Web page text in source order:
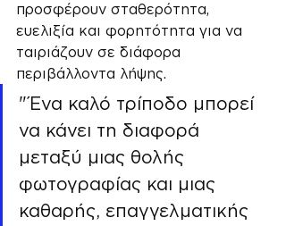
προσφέρουν σταθερότητα,
ευελιξία και φορητότητα για να
ταιριάζουν σε διάφορα
περιβάλλοντα λήψης.
"Ένα καλό τρίποδο μπορεί
να κάνει τη διαφορά
μεταξύ μιας θολής
φωτογραφίας και μιας
καθαρής, επαγγελματικής